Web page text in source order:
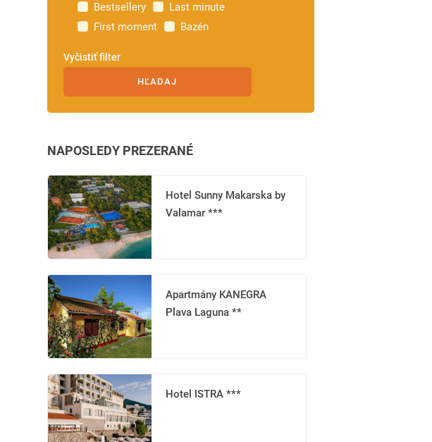
Bestsellery
Last minute
First moment
Bazén
Vyčistiť filter
NAPOSLEDY PREZERANÉ
Hotel Sunny Makarska by
Valamar ***
Apartmány KANEGRA
Plava Laguna **
Hotel ISTRA ***